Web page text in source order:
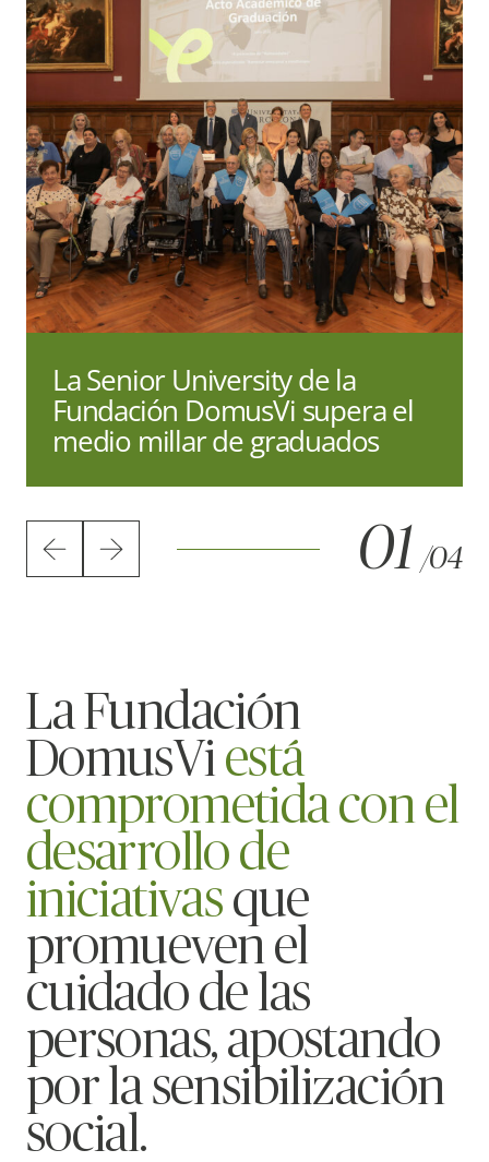
La Senior University de la
Fundación DomusVi supera el
medio millar de graduados
01 /04
La Fundación
DomusVi está
comprometida con el
desarrollo de
iniciativas que
promueven el
cuidado de las
personas, apostando
por la sensibilización
social.